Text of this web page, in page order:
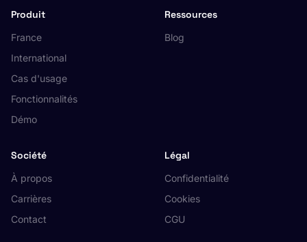
Produit
France
International
Cas d'usage
Fonctionnalités
Démo
Ressources
Blog
Société
À propos
Carrières
Contact
Légal
Confidentialité
Cookies
CGU